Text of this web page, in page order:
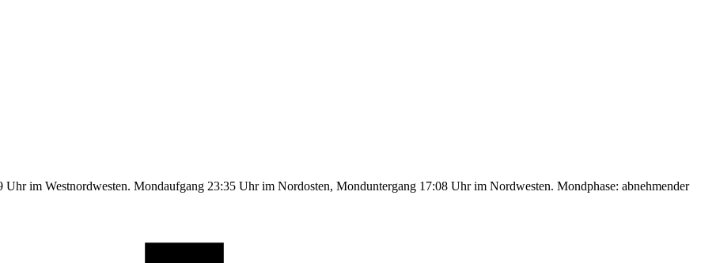
im Westnordwesten. Mondaufgang 23:35 Uhr im Nordosten, Monduntergang 17:08 Uhr im Nordwesten. Mondphase: abnehmender